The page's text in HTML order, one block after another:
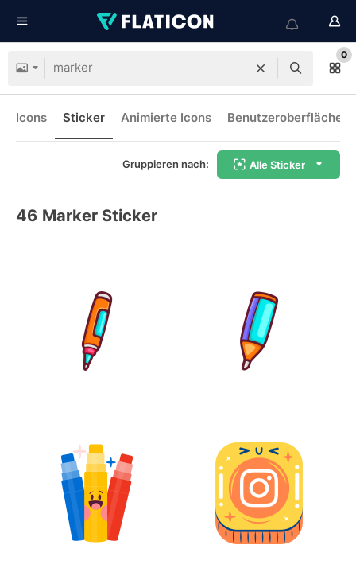
0
Icons Sticker Animierte Icons
Gruppieren nach: Alle Sticker
46 Marker Sticker